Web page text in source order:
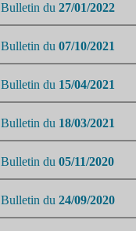
Bulletin du 27/01/2022
Bulletin du 07/10/2021
Bulletin du 15/04/2021
Bulletin du 18/03/2021
Bulletin du 05/11/2020
Bulletin du 24/09/2020